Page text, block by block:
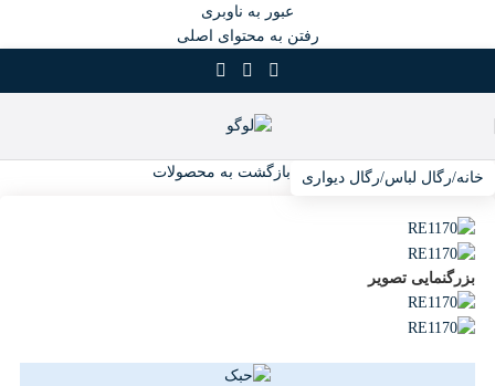
عبور به ناوبری
رفتن به محتوای اصلی
خانه/رگال لباس/رگال دیواری بازگشت به محصولات
بزرگنمایی تصویر